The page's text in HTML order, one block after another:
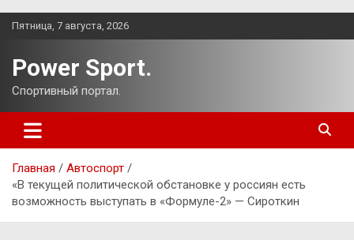
Перейти
Пятница, 7 августа, 2026
Power Sport.
Спортивный портал.
Главная
Автоспорт
«В текущей политической обстановке у россиян есть
возможность выступать в «Формуле-2» — Сироткин